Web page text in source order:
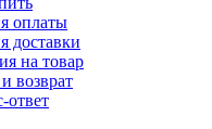
оплаты
доставки
на товар
возврат
ответ